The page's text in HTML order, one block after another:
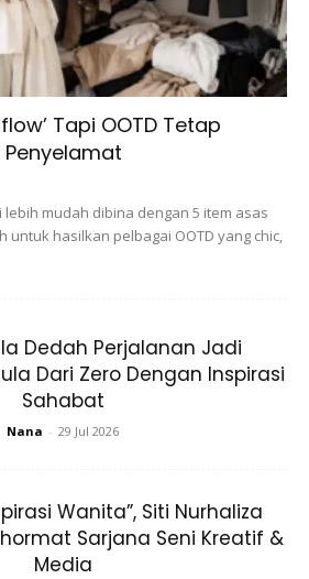
Tapi OOTD Tetap
Penyelamat
mudah dibina dengan 5 item asas
untuk hasilkan pelbagai OOTD yang chic,
Dedah Perjalanan Jadi
Dari Zero Dengan Inspirasi
Sahabat
Nana - 29 Jul 2026
Wanita”, Siti Nurhaliza
Sarjana Seni Kreatif &
Media